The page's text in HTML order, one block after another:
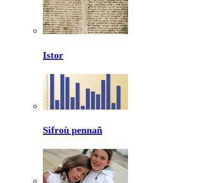
Istor
Sifroù pennañ